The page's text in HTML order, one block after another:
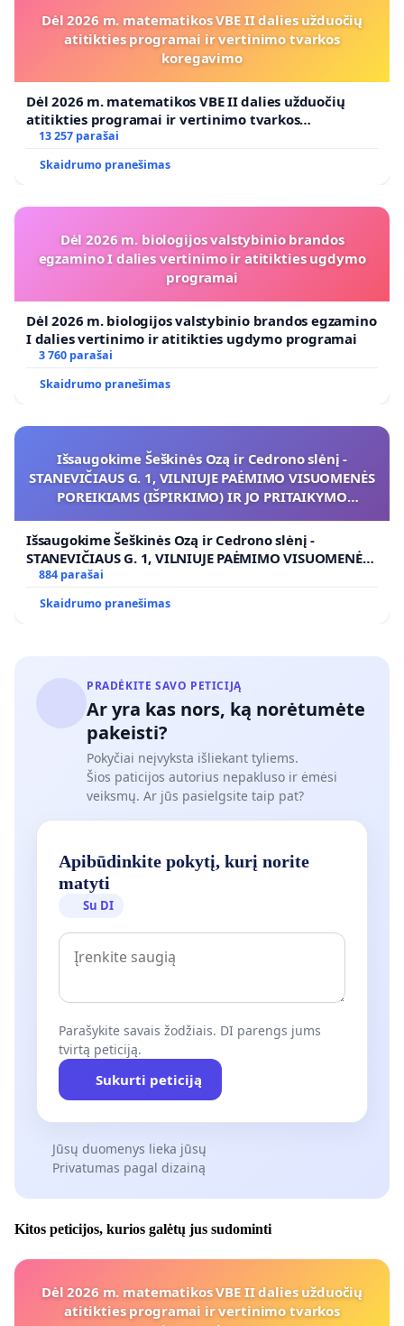
Dėl 2026 m. matematikos VBE II dalies užduočių
atitikties programai ir vertinimo tvarkos
koregavimo
Dėl 2026 m. matematikos VBE II dalies užduočių
atitikties programai ir vertinimo tvarkos
koregavimo
13 257 parašai
Skaidrumo pranešimas
Dėl 2026 m. biologijos valstybinio brandos
egzamino I dalies vertinimo ir atitikties ugdymo
programai
Dėl 2026 m. biologijos valstybinio brandos egzamino
I dalies vertinimo ir atitikties ugdymo programai
3 760 parašai
Skaidrumo pranešimas
Išsaugokime Šeškinės Ozą ir Cedrono slėnį -
STANEVIČIAUS G. 1, VILNIUJE PAĖMIMO VISUOMENĖS
POREIKIAMS (IŠPIRKIMO) IR JO PRITAIKYMO
Išsaugokime Šeškinės Ozą ir Cedrono slėnį -
STANEVIČIAUS G. 1, VILNIUJE PAĖMIMO VISUOMENĖS
POREIKIAMS (IŠPIRKIMO) IR JO PRITAIKYMO VIEŠAJAI
ŽELDYNŲ FUNKCIJAI
884 parašai
Skaidrumo pranešimas
PRADĖKITE SAVO PETICIJĄ
Ar yra kas nors, ką norėtumėte
pakeisti?
Pokyčiai neįvyksta išliekant tyliems.
Šios paticijos autorius nepakluso ir ėmėsi
veiksmų. Ar jūs pasielgsite taip pat?
Apibūdinkite pokytį, kurį norite
matyti
Su DI
Parašykite savais žodžiais. DI parengs jums
tvirtą peticiją.
Sukurti peticiją
Jūsų duomenys lieka jūsų
Privatumas pagal dizainą
Kitos peticijos, kurios galėtų jus sudominti
Dėl 2026 m. matematikos VBE II dalies užduočių
atitikties programai ir vertinimo tvarkos